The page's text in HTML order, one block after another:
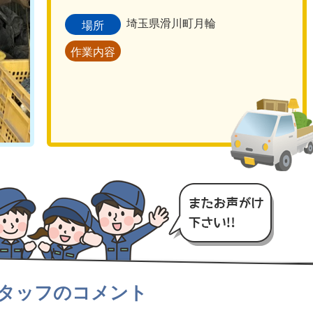
場所 埼玉県滑川町月輪
作業内容
ッフのコメント